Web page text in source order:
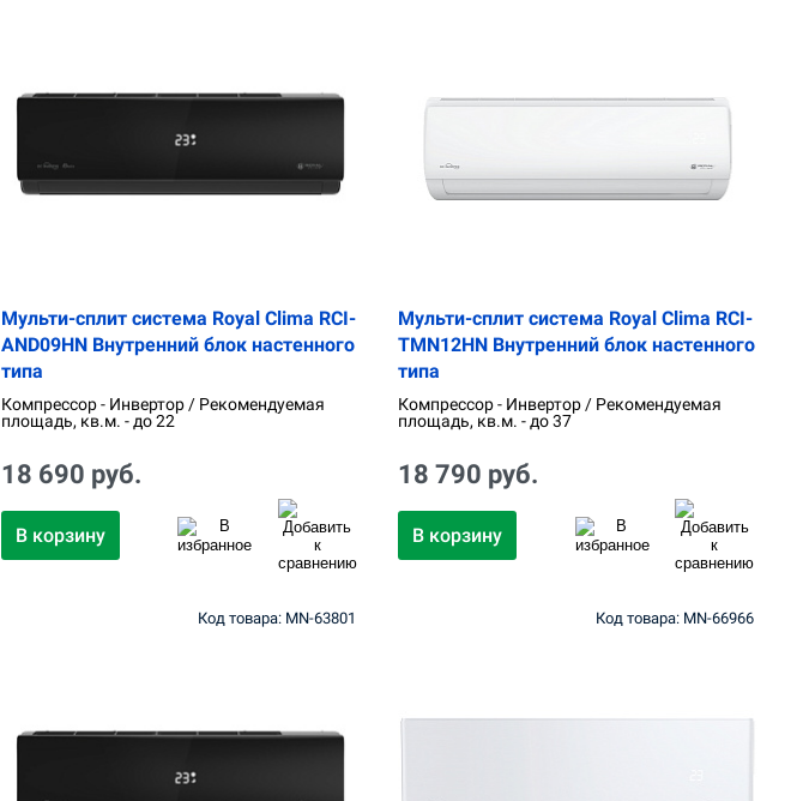
Мульти-сплит система Royal Clima RCI-
AND09HN Внутренний блок настенного
типа
Компрессор - Инвертор / Рекомендуемая
площадь, кв.м. - до 22
18 690 руб.
В корзину
Мульти-сплит система Royal Clima RCI-
TMN12HN Внутренний блок настенного
типа
Компрессор - Инвертор / Рекомендуемая
площадь, кв.м. - до 37
18 790 руб.
В корзину
Код товара: MN-63801 Код товара: MN-66966